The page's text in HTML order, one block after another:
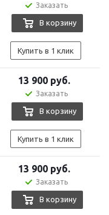
Заказать
В корзину
Купить в 1 клик
13 900 руб.
Заказать
В корзину
Купить в 1 клик
13 900 руб.
Заказать
В корзину